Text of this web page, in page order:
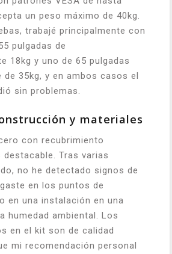
un peso máximo de 40kg.
trabajé principalmente con
pulgadas de
18kg y uno de 65 pulgadas
35kg, y en ambos casos el
sin problemas.
y materiales
con recubrimiento
Tras varias
no he detectado signos de
en los puntos de
en una instalación en una
humedad ambiental. Los
en el kit son de calidad
mi recomendación personal